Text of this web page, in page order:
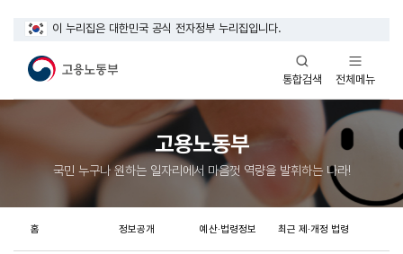
이 누리집은 대한민국 공식 전자정부 누리집입니다.
통합검색
열기
전체메뉴
열기
고용노동부
국민 누구나 원하는 일자리에서 마음껏 역량을 발휘하는 나라!
홈 정보공개 예산·법령정보 최근 제·개정 법령